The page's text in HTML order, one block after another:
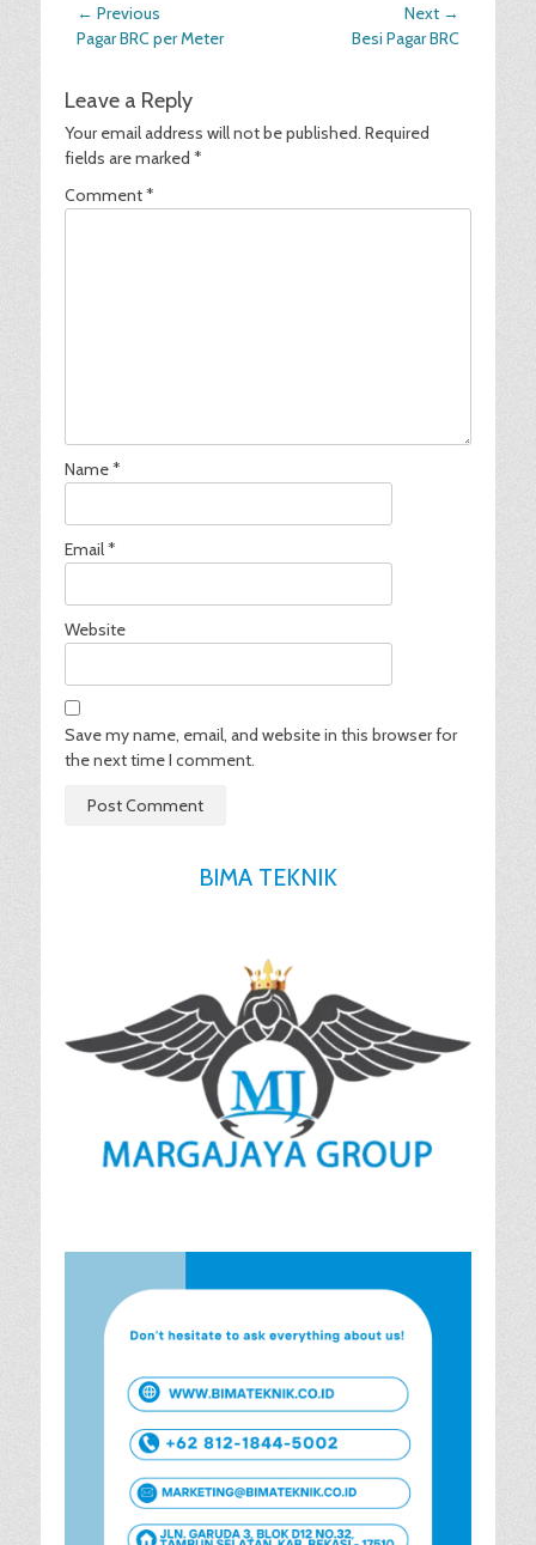
Post
navigation
← Previous
Previous
Pagar BRC per Meter
Next →
Besi Pagar BRC
Leave a Reply
Your email address will not be published. Required
fields are marked *
Comment*
Name*
Email*
Website
Save my name, email, and website in this browser for
the next time I comment.
BIMA TEKNIK